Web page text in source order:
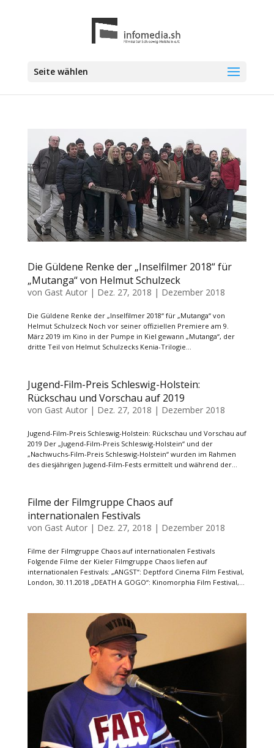
Seite wählen
Die Güldene Renke der „Inselfilmer 2018“ für
„Mutanga“ von Helmut Schulzeck
von Gast Autor| Dez. 27, 2018 | Dezember 2018
Die Güldene Renke der „Inselfilmer 2018“ für „Mutanga“ von
Helmut Schulzeck Noch vor seiner offiziellen Premiere am 9.
März 2019 im Kino in der Pumpe in Kiel gewann „Mutanga“, der
dritte Teil von Helmut Schulzecks Kenia-Trilogie...
Jugend-Film-Preis Schleswig-Holstein:
Rückschau und Vorschau auf 2019
von Gast Autor| Dez. 27, 2018 | Dezember 2018
Jugend-Film-Preis Schleswig-Holstein: Rückschau und Vorschau auf
2019 Der „Jugend-Film-Preis Schleswig-Holstein“ und der
„Nachwuchs-Film-Preis Schleswig-Holstein“ wurden im Rahmen
des diesjährigen Jugend-Film-Fests ermittelt und während der...
Filme der Filmgruppe Chaos auf
internationalen Festivals
von Gast Autor| Dez. 27, 2018 | Dezember 2018
Filme der Filmgruppe Chaos auf internationalen Festivals
Folgende Filme der Kieler Filmgruppe Chaos liefen auf
internationalen Festivals: „ANGST“: Deptford Cinema Film Festival,
London, 30.11.2018 „DEATH A GOGO“: Kinomorphia Film Festival,...